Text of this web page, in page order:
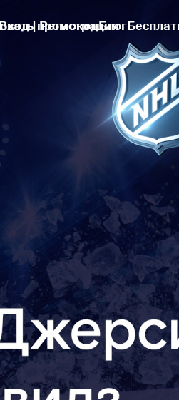
промокодБлог
| Регистрация